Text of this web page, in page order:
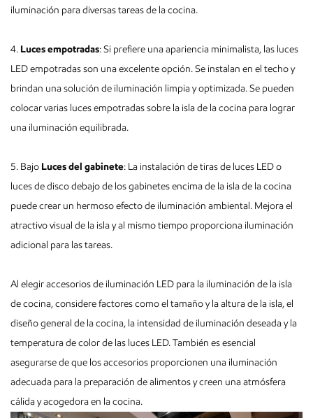
iluminación para diversas tareas de la cocina.
4. Luces empotradas: Si prefiere una apariencia minimalista, las luces
LED empotradas son una excelente opción. Se instalan en el techo y
brindan una solución de iluminación limpia y optimizada. Se pueden
colocar varias luces empotradas sobre la isla de la cocina para lograr
una iluminación equilibrada.
5. Bajo Luces del gabinete: La instalación de tiras de luces LED o
luces de disco debajo de los gabinetes encima de la isla de la cocina
puede crear un hermoso efecto de iluminación ambiental. Mejora el
atractivo visual de la isla y al mismo tiempo proporciona iluminación
adicional para las tareas.
Al elegir accesorios de iluminación LED para la iluminación de la isla
de cocina, considere factores como el tamaño y la altura de la isla, el
diseño general de la cocina, la intensidad de iluminación deseada y la
temperatura de color de las luces LED. También es esencial
asegurarse de que los accesorios proporcionen una iluminación
adecuada para la preparación de alimentos y creen una atmósfera
cálida y acogedora en la cocina.